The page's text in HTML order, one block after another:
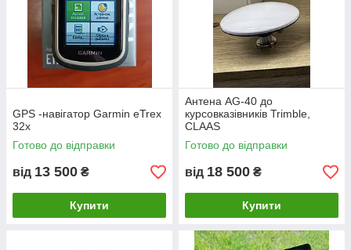
GPS -навігатор Garmin eTrex
32x
Готово до відправки
від 13 500 ₴
Купити
Антена AG-40 до
курсовказівників Trimble,
CLAAS
Готово до відправки
від 18 500 ₴
Купити